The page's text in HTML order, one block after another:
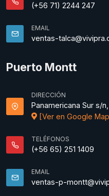
(+56 71) 2244 247
EMAIL
ventas-
Puerto Montt
DIRECCIÓN
Panamericana Sur s/
[Ver en Google
TELÉFONOS
(+56 65) 251 1409
EMAIL
ventas-p-